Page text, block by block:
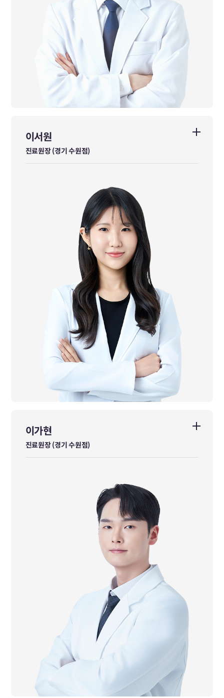
이서원
진료원장 (경기 수원점)
이서원
진료원장 (경기 수원점)
대전대학교 한의과대학 졸업
前 본아한의원 성수 진료원장
이가현
진료원장 (경기 수원점)
이가현
진료원장 (경기 수원점)
前광덕안정한의원 인천작전점 진료원장
前아랑한의원 대표원장